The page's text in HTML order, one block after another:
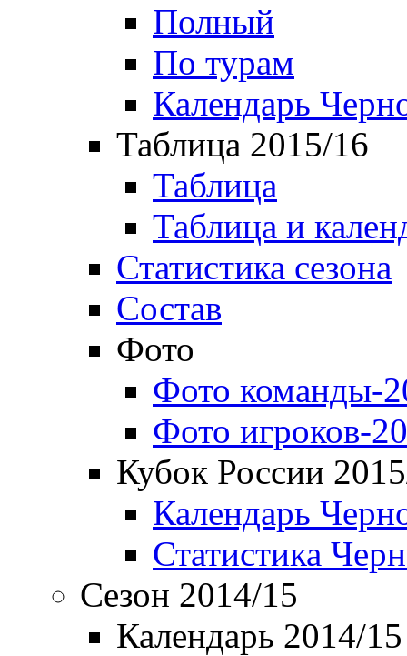
Полный
По турам
Календарь
Таблица 2015/16
Таблица
Таблица и
Статистика сезона
Состав
Фото
Фото команды-
Фото игроков-
Кубок России
Календарь
Статистика
Сезон 2014/15
Календарь 2014/15